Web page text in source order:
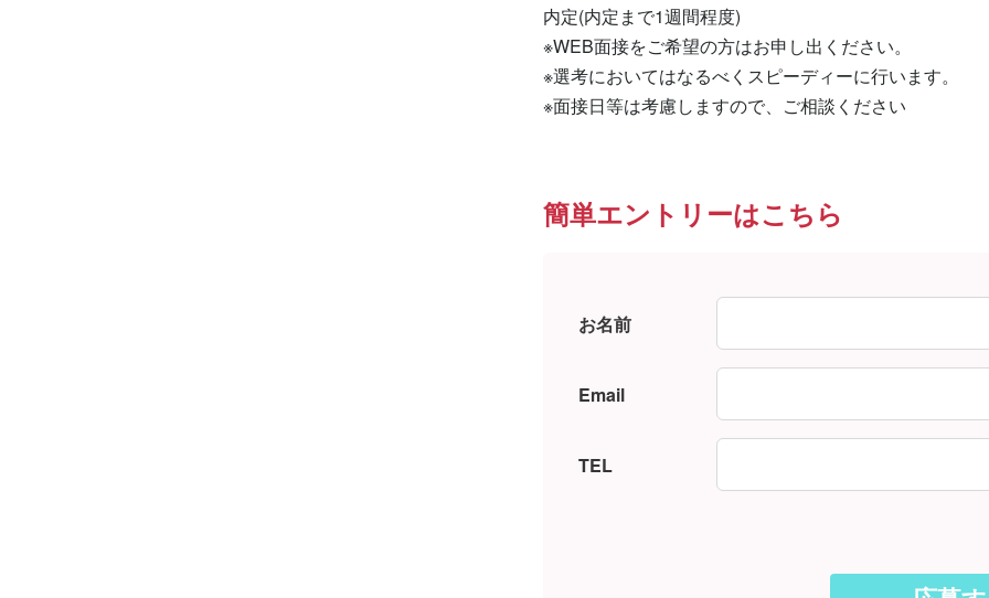
内定(内定まで1週間程度)
※WEB面接をご希望の方はお申し出ください。
※選考においてはなるべくスピーディーに行います。
※面接日等は考慮しますので、ご相談ください
簡単エントリーはこちら
お名前
Email
TEL